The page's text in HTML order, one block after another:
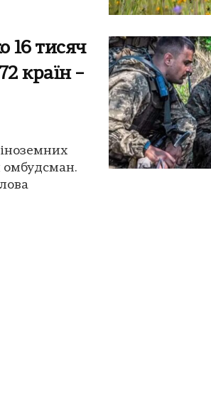
16 тисяч
країн –
омбудсман.